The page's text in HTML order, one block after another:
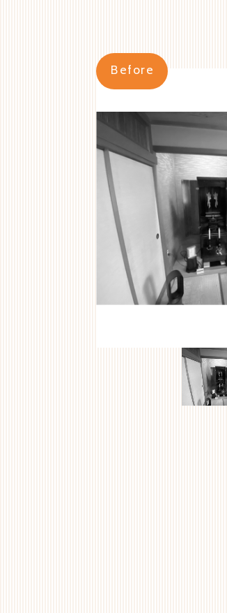
Before